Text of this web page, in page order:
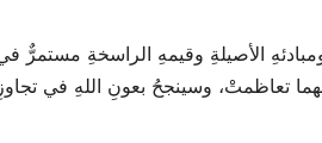
ومبادئهِ الأصيلةِ وقيمهِ الراسخةِ
تعاظمتْ، وسينجحُ بعونِ اللهِ في